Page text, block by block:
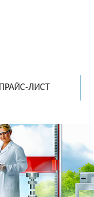
ПРАЙС-ЛИСТ